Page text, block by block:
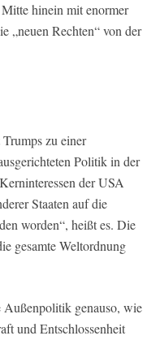
hinein mit enormer
„neuen Rechten“ von der
zu einer
Politik in der
der USA
Staaten auf die
worden“, heißt es. Die
gesamte Weltordnung
Außenpolitik genauso, wie
und Entschlossenheit